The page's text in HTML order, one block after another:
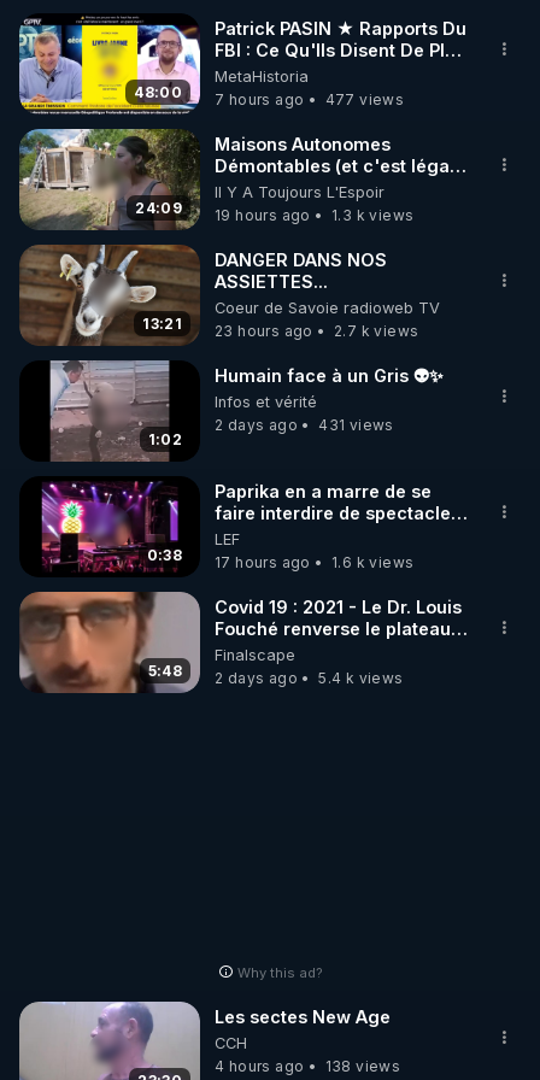
🌱 INSTAGRAM
https://www.instagram.com/rdlr_thierrycasasnovas/
http://rgnr.li/instagram
🌱 LA NEWSLETTER
Pour ne pas rater l’actualité RGNR (stages,
http://rgnr.li/news
🌱 VIDÉOS NON CENSURÉES SUR ODYSEE
Toutes les vidéos Youtube sont aussi sur la
http://rgnr.li/odysee
🌱 LES STAGES EN PRÉSENTIEL
http://rgnr.li/stages
_________
LES CODES PROMO DES PARTENAIRES
▶ 10 % de réduction sur les extracteurs de la
marque SANA :
Rendez-vous sur
http://rgnr.li/lechoubrave
48:00
Patrick PASIN ★ Rapports Du
FBI : Ce Qu'Ils Disent De Plus
Grave Sur Hitler
MetaHistoria
7 hours ago
477 views
24:09
Maisons Autonomes
Démontables (et c'est légal).
Visite éco village en
Bretagne
Il Y A Toujours L'Espoir
19 hours ago
1.3 k views
13:21
DANGER DANS NOS
ASSIETTES...
Coeur de Savoie radioweb TV
23 hours ago
2.7 k views
1:02
Humain face à un Gris 👽✨
Infos et vérité
2 days ago
431 views
0:38
Paprika en a marre de se
faire interdire de spectacle.
Elle décide donc de devenir
DJ !
LEF
17 hours ago
1.6 k views
5:48
Covid 19 : 2021 - Le Dr. Louis
Fouché renverse le plateau
de CNews !
Finalscape
2 days ago
5.4 k views
Why this ad?
Les sectes New Age
CCH
4 hours ago
138 views